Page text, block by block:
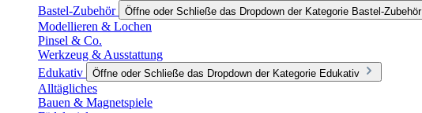
Bastel-Zubehör
Öffne oder Schließe das Dropdown der Kategorie Bastel-Zubehör
Modellieren & Lochen
Pinsel & Co.
Werkzeug & Ausstattung
Edukativ
Öffne oder Schließe das Dropdown der Kategorie Edukativ
Alltägliches
Bauen & Magnetspiele